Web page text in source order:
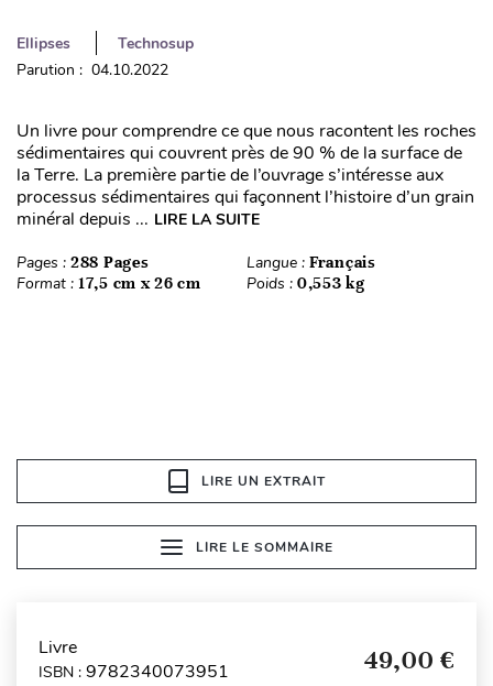
Ellipses
Technosup
Parution : 04.10.2022
Un livre pour comprendre ce que nous racontent les roches
sédimentaires qui couvrent près de 90 % de la surface de
la Terre. La première partie de l’ouvrage s’intéresse aux
processus sédimentaires qui façonnent l’histoire d’un grain
minéral depuis ... LIRE LA SUITE
Pages : 288 Pages Langue : Français
Format : 17,5 cm x 26 cm Poids : 0,553 kg
LIRE UN EXTRAIT
LIRE LE SOMMAIRE
Livre
ISBN : 9782340073951 49,00 €